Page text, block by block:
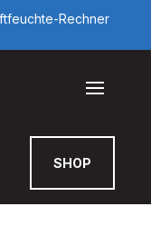
Rechner
SHOP